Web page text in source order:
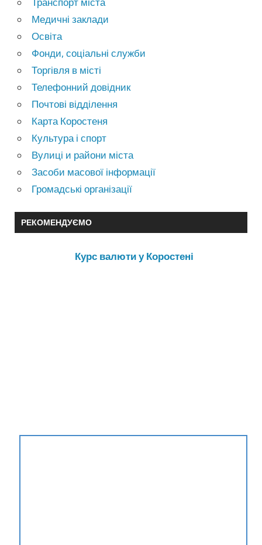
Медичні заклади
Освіта
Фонди, соціальні служби
Торгівля в місті
Телефонний довідник
Почтові відділення
Карта Коростеня
Культура і спорт
Вулиці и райони міста
Засоби масової інформації
Громадські організації
РЕКОМЕНДУЄМО
Курс валюти у Коростені